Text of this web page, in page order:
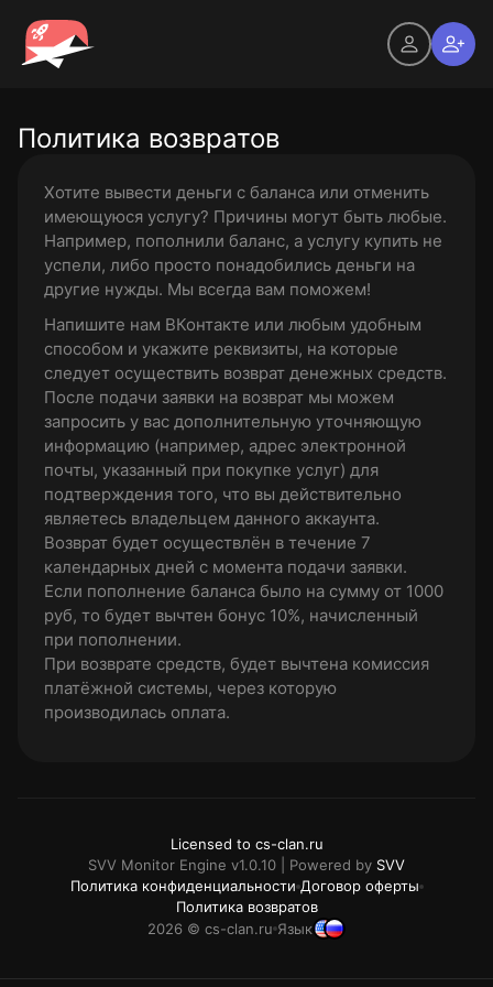
Политика возвратов
Хотите вывести деньги с баланса или отменить
имеющуюся услугу? Причины могут быть любые.
Например, пополнили баланс, а услугу купить не
успели, либо просто понадобились деньги на
другие нужды. Мы всегда вам поможем!
Напишите нам ВКонтакте или любым удобным
способом и укажите реквизиты, на которые
следует осуществить возврат денежных средств.
После подачи заявки на возврат мы можем
запросить у вас дополнительную уточняющую
информацию (например, адрес электронной
почты, указанный при покупке услуг) для
подтверждения того, что вы действительно
являетесь владельцем данного аккаунта.
Возврат будет осуществлён в течение 7
календарных дней с момента подачи заявки.
Если пополнение баланса было на сумму от 1000
руб, то будет вычтен бонус 10%, начисленный
при пополнении.
При возврате средств, будет вычтена комиссия
платёжной системы, через которую
производилась оплата.
Политика конфиденциальности Договор оферты
Политика возвратов
2026 © cs-clan.ru Язык
Licensed to cs-clan.ru
SVV Monitor Engine v1.0.10 | Powered by SVV